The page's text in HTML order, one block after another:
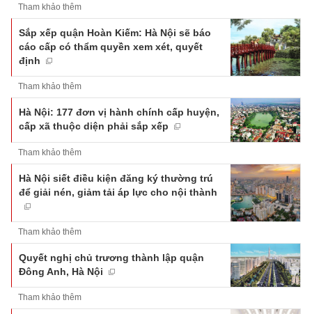
Tham khảo thêm
Sắp xếp quận Hoàn Kiếm: Hà Nội sẽ báo
cáo cấp có thẩm quyền xem xét, quyết
định
Tham khảo thêm
Hà Nội: 177 đơn vị hành chính cấp huyện,
cấp xã thuộc diện phải sắp xếp
Tham khảo thêm
Hà Nội siết điều kiện đăng ký thường trú
để giải nén, giảm tải áp lực cho nội thành
Tham khảo thêm
Quyết nghị chủ trương thành lập quận
Đông Anh, Hà Nội
Tham khảo thêm